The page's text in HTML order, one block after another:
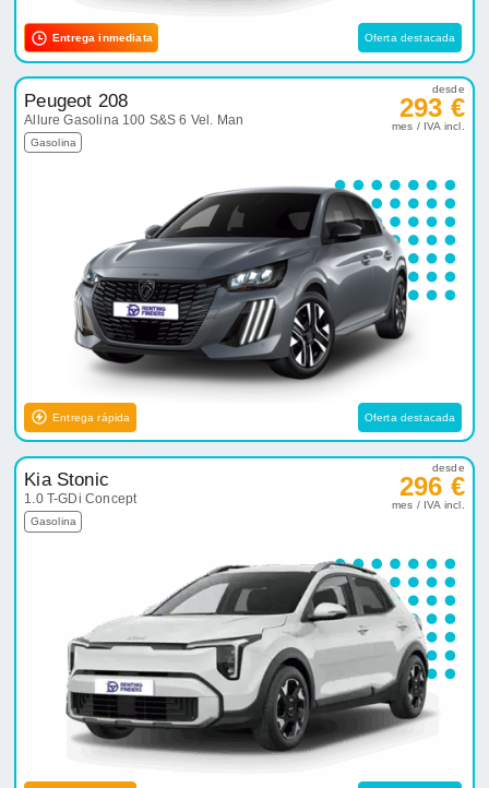
Entrega inmediata Oferta destacada
Peugeot 208
Allure Gasolina 100 S&S 6 Vel. Man
Gasolina
desde
293 €
mes / IVA incl.
Entrega rápida Oferta destacada
Kia Stonic
1.0 T-GDi Concept
Gasolina
desde
296 €
mes / IVA incl.